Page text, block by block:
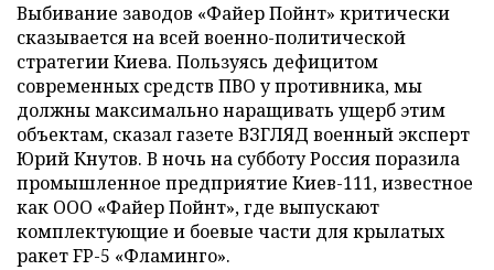
Выбивание заводов «Файер Пойнт» критически
сказывается на всей военно-политической
стратегии Киева. Пользуясь дефицитом
современных средств ПВО у противника, мы
должны максимально наращивать ущерб этим
объектам, сказал газете ВЗГЛЯД военный эксперт
Юрий Кнутов. В ночь на субботу Россия поразила
промышленное предприятие Киев-111, известное
как ООО «Файер Пойнт», где выпускают
комплектующие и боевые части для крылатых
ракет FP-5 «Фламинго».